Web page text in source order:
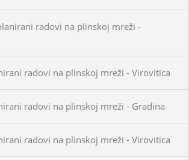
radovi na plinskoj mreži -
radovi na plinskoj mreži - Virovitica
radovi na plinskoj mreži - Gradina
radovi na plinskoj mreži - Virovitica